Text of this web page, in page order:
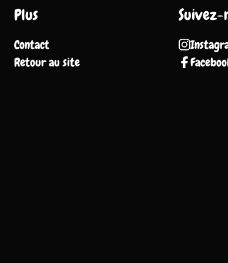
Plus
Contact
Retour au site
Suivez-